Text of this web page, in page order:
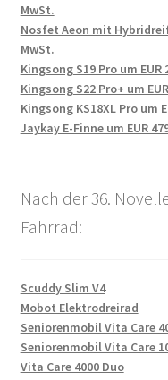
MwSt.
Nosfet Aeon mit
MwSt.
Kingsong S19 Pro um
Kingsong S22 Pro+ um
Kingsong KS18XL Pro um
Jaykay E-Finne um EUR
Nach der 36.
Fahrrad:
Scuddy Slim V4
Mobot Elektrodreirad
Seniorenmobil Vita Care
Seniorenmobil Vita Care
Vita Care 4000 Duo